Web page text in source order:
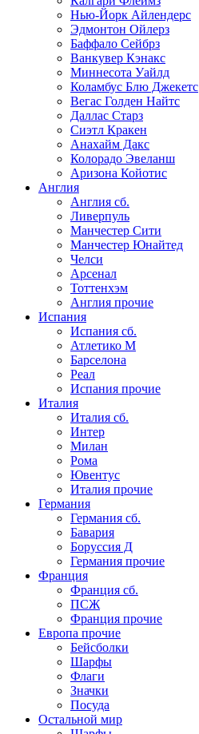
Нью-Йорк Айлендерс
Эдмонтон Ойлерз
Баффало Сейбрз
Ванкувер Кэнакс
Миннесота Уайлд
Коламбус Блю Джекетс
Вегас Голден Найтс
Даллас Старз
Сиэтл Кракен
Анахайм Дакс
Колорадо Эвеланш
Аризона Койотис
Англия
Англия сб.
Ливерпуль
Манчестер Сити
Манчестер Юнайтед
Челси
Арсенал
Тоттенхэм
Англия прочие
Испания
Испания сб.
Атлетико М
Барселона
Реал
Испания прочие
Италия
Италия сб.
Интер
Милан
Рома
Ювентус
Италия прочие
Германия
Германия сб.
Бавария
Боруссия Д
Германия прочие
Франция
Франция сб.
ПСЖ
Франция прочие
Европа прочие
Бейсболки
Шарфы
Флаги
Значки
Посуда
Остальной мир